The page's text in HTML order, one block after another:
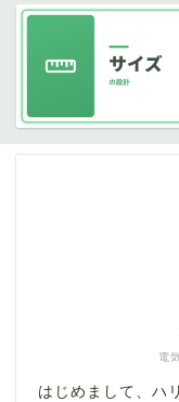
電
はじめまして、ハ